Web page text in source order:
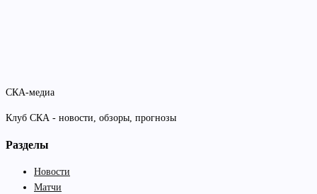
СКА-медиа
Клуб СКА - новости, обзоры, прогнозы
Разделы
Новости
Матчи